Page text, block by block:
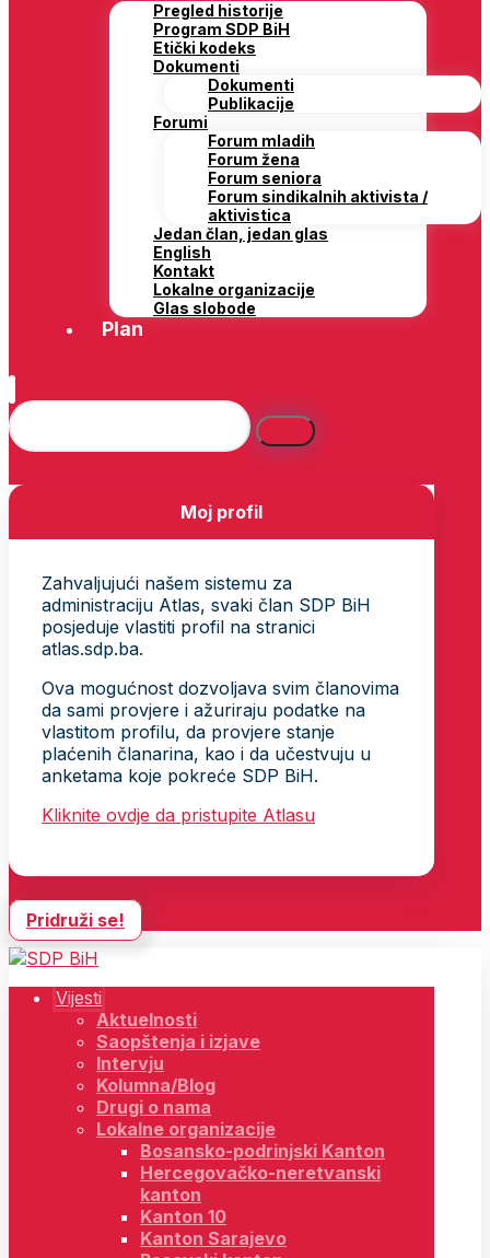
Pregled historije
Program SDP BiH
Etički kodeks
Dokumenti
Dokumenti
Publikacije
Forumi
Forum mladih
Forum žena
Forum seniora
Forum sindikalnih aktivista /
aktivistica
Jedan član, jedan glas
English
Kontakt
Lokalne organizacije
Glas slobode
Plan
Moj profil
Zahvaljujući našem sistemu za
administraciju Atlas, svaki član SDP BiH
posjeduje vlastiti profil na stranici
atlas.sdp.ba.
Ova mogućnost dozvoljava svim članovima
da sami provjere i ažuriraju podatke na
vlastitom profilu, da provjere stanje
plaćenih članarina, kao i da učestvuju u
anketama koje pokreće SDP BiH.
Kliknite ovdje da pristupite Atlasu
Pridruži se!
Vijesti
Aktuelnosti
Saopštenja i izjave
Intervju
Kolumna/Blog
Drugi o nama
Lokalne organizacije
Bosansko-podrinjski Kanton
Hercegovačko-neretvanski
kanton
Kanton 10
Kanton Sarajevo